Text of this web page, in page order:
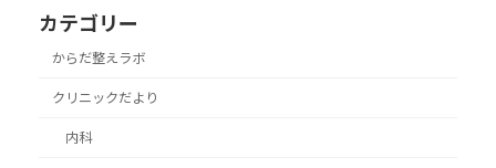
カテゴリー
からだ整えラボ
クリニックだより
内科